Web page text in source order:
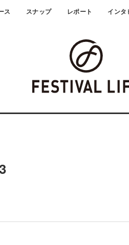
ス スナップ レポート インタ